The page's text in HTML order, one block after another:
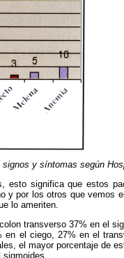
y síntomas según
esto significa que estos
y por los otros que vemos
lo ameriten.
transverso 37% en el
el ciego, 27% en el
el mayor porcentaje de
sigmoides.